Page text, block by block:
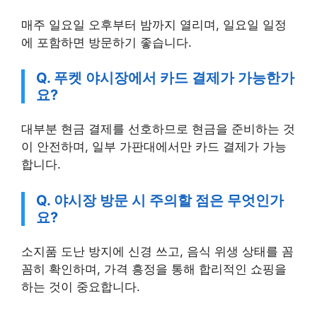
매주 일요일 오후부터 밤까지 열리며, 일요일 일정
에 포함하면 방문하기 좋습니다.
Q. 푸켓 야시장에서 카드 결제가 가능한가
요?
대부분 현금 결제를 선호하므로 현금을 준비하는 것
이 안전하며, 일부 가판대에서만 카드 결제가 가능
합니다.
Q. 야시장 방문 시 주의할 점은 무엇인가
요?
소지품 도난 방지에 신경 쓰고, 음식 위생 상태를 꼼
꼼히 확인하며, 가격 흥정을 통해 합리적인 쇼핑을
하는 것이 중요합니다.